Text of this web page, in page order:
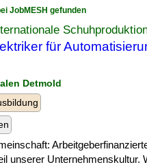
JobMESH gefunden
für
Detmold
unserer Unternehmenskultur.